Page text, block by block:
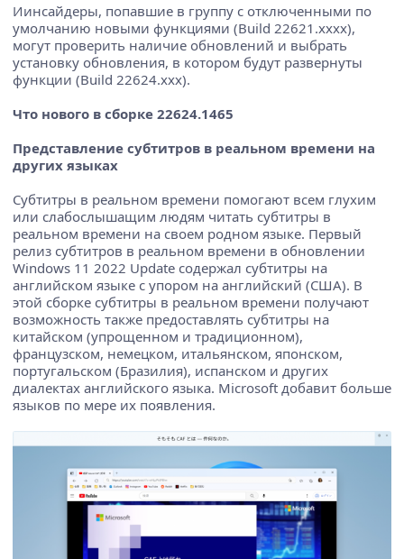
Иинсайдеры, попавшие в группу с отключенными по
умолчанию новыми функциями (Build 22621.xxxx),
могут проверить наличие обновлений и выбрать
установку обновления, в котором будут развернуты
функции (Build 22624.xxx).
Что нового в сборке 22624.1465
Представление субтитров в реальном времени на
других языках
Субтитры в реальном времени помогают всем глухим
или слабослышащим людям читать субтитры в
реальном времени на своем родном языке. Первый
релиз субтитров в реальном времени в обновлении
Windows 11 2022 Update содержал субтитры на
английском языке с упором на английский (США). В
этой сборке субтитры в реальном времени получают
возможность также предоставлять субтитры на
китайском (упрощенном и традиционном),
французском, немецком, итальянском, японском,
португальском (Бразилия), испанском и других
диалектах английского языка. Microsoft добавит больше
языков по мере их появления.